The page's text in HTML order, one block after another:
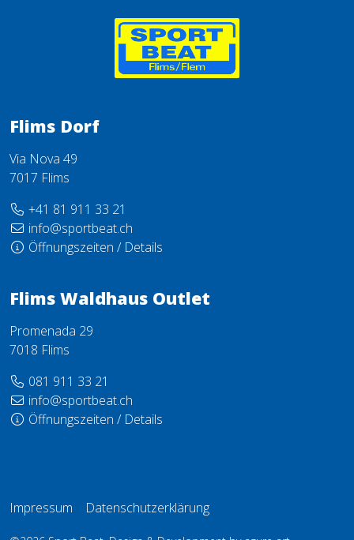
Flims Dorf
Via Nova 49
7017 Flims
+41 81 911 33 21
info@sportbeat.ch
Öffnungszeiten / Details
Flims Waldhaus Outlet
Promenada 29
7018 Flims
081 911 33 21
info@sportbeat.ch
Öffnungszeiten / Details
Impressum Datenschutzerklärung